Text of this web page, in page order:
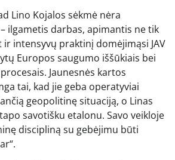
Lino Kojalos sėkmė nėra
ilgametis darbas, apimantis ne tik
intensyvų praktinį domėjimąsi JAV
Europos saugumo iššūkiais bei
Jaunesnės kartos
tai, kad jie geba operatyviai
geopolitinę situaciją, o Linas
savotišku etalonu. Savo veikloje
discipliną su gebėjimu būti